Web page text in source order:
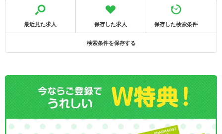
最近見た求人 保存した求人 保存した検索条件
検索条件を保存する